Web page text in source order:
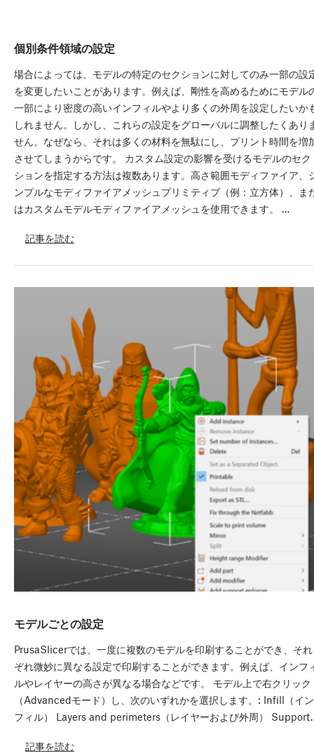
個別条件領域の設定
場合によっては、モデルの特定のセクションに対してのみ一部の設
を変更したいことがあります。例えば、剛性を高めるためにモデル
一部により密度の高いインフィルやより多くの外周を設定したいか
しれません。しかし、これらの設定をグローバルに調整したくあり
せん。なぜなら、それは多くの材料を無駄にし、プリント時間を増
させてしまうからです。 カスタム設定の影響を受けるモデルのセク
ションを指定する方法は複数あります。高さ範囲モディファイア、
ンプルなモディファイアメッシュプリミティブ（例：立方体）、ま
はカスタムモデルモディファイアメッシュを使用できます。 …
記事を読む
モデルごとの設定
PrusaSlicerでは、一度に複数のモデルを印刷することができ、それ
ぞれ微妙に異なる設定で印刷することができます。例えば、インフ
ルやレイヤーの高さが異なる場合などです。 モデル上で右クリック
（Advancedモード）し、次のいずれかを選択します。: Infill（イン
フィル） Layers and perimeters（レイヤーおよび外周）
記事を読む